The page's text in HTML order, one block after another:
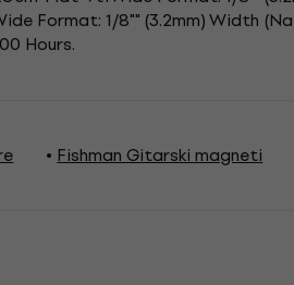
Format: 1/8"" (3.2mm) Width
Hours.
Fishman Gitarski magneti